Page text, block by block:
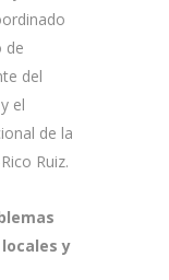
de
del
el
de la
Ruiz.
y